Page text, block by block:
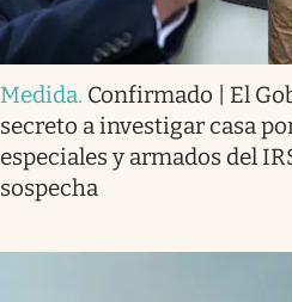
Medida. Confirmado | El
secreto a investigar casa
especiales y armados del
sospecha